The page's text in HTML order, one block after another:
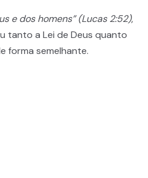
e dos homens” (Lucas 2:52),
tanto a Lei de Deus quanto
forma semelhante.